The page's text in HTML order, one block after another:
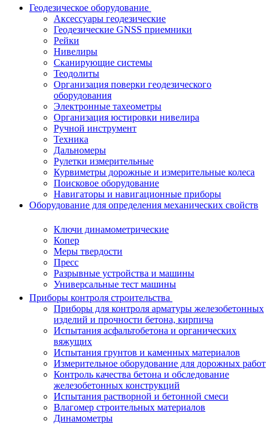
Геодезическое оборудование
Аксессуары геодезические
Геодезические GNSS приемники
Рейки
Нивелиры
Сканирующие системы
Теодолиты
Организация поверки геодезического
оборудования
Электронные тахеометры
Организация юстировки нивелира
Ручной инструмент
Техника
Дальномеры
Рулетки измерительные
Курвиметры дорожные и измерительные колеса
Поисковое оборудование
Навигаторы и навигационные приборы
Оборудование для определения механических свойств
Ключи динамометрические
Копер
Меры твердости
Пресс
Разрывные устройства и машины
Универсальные тест машины
Приборы контроля строительства
Приборы для контроля арматуры железобетонных
изделий и прочности бетона, кирпича
Испытания асфальтобетона и органических
вяжущих
Испытания грунтов и каменных материалов
Измерительное оборудование для дорожных работ
Контроль качества бетона и обследование
железобетонных конструкций
Испытания растворной и бетонной смеси
Влагомер строительных материалов
Динамометры